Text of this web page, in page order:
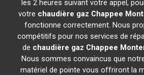
les 2 heures suivant votre appel,
votre chaudière gaz Chappee
fonctionne correctement. Nous
compétitifs pour nos services de
de chaudière gaz Chappee
Nous sommes convaincus que
matériel de pointe vous offriront la